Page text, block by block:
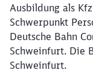
Ausbildung als
Schwerpunkt
Deutsche Bahn
Schweinfurt. Die
Schweinfurt.